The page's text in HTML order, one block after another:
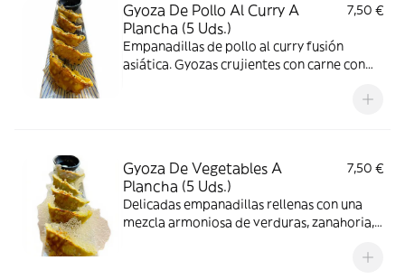
Gyoza De Pollo Al Curry A
Plancha (5 Uds.)
7,50 €
Empanadillas de pollo al curry fusión
asiática. Gyozas crujientes con carne con
Gyoza De Vegetables A
Plancha (5 Uds.)
7,50 €
Delicadas empanadillas rellenas con una
mezcla armoniosa de verduras, zanahoria,